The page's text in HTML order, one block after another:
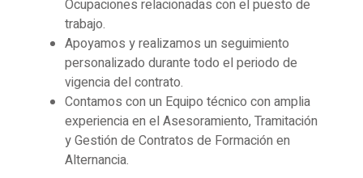
Ocupaciones relacionadas con el puesto de
trabajo.
Apoyamos y realizamos un seguimiento
personalizado durante todo el periodo de
vigencia del contrato.
Contamos con un Equipo técnico con amplia
experiencia en el Asesoramiento, Tramitación
y Gestión de Contratos de Formación en
Alternancia.